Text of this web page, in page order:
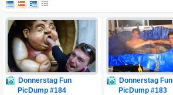
Donnerstag Fun
PicDump #184
Donnerstag Fun
PicDump #183